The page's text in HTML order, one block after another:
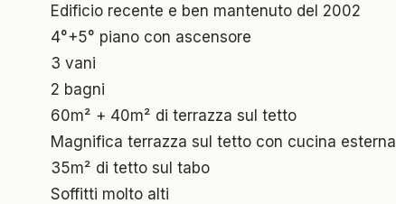
Edificio recente e ben mantenuto del 2002
4°+5° piano con ascensore
3 vani
2 bagni
60m² + 40m² di terrazza sul tetto
Magnifica terrazza sul tetto con cucina esterna
35m² di tetto sul tabo
Soffitti molto alti